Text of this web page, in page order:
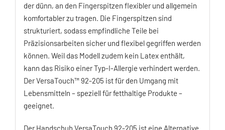
der dünn, an den Fingerspitzen flexibler und allgemein
komfortabler zu tragen. Die Fingerspitzen sind
strukturiert, sodass empfindliche Teile bei
Präzisionsarbeiten sicher und flexibel gegriffen werden
können. Weil das Modell zudem kein Latex enthält,
kann das Risiko einer Typ-I-Allergie verhindert werden.
Der VersaTouch™ 92-205 ist für den Umgang mit
Lebensmitteln – speziell für fetthaltige Produkte –
geeignet.
Der Handschuh VersaTouch 92-205 ist eine Alternative